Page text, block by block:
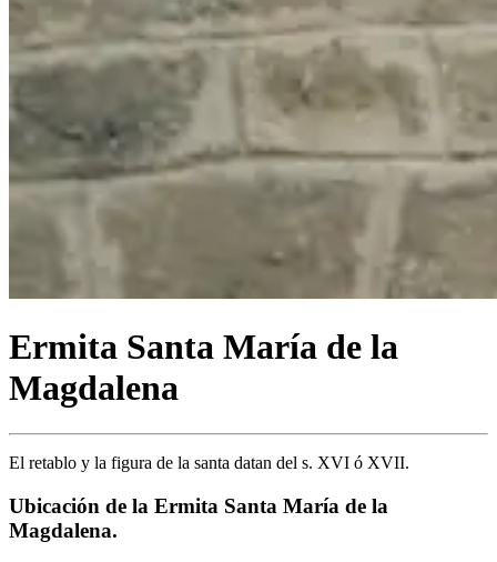
Ermita Santa María de la
Magdalena
El retablo y la figura de la santa datan del s. XVI ó XVII.
Ubicación de la Ermita Santa María de la
Magdalena.